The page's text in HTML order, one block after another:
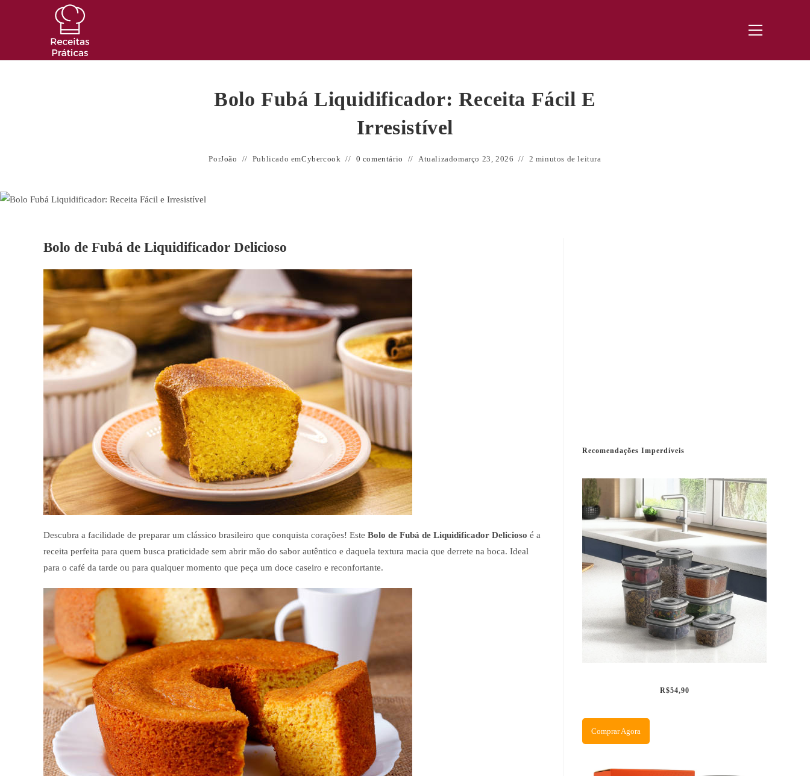
Menu
Bolo Fubá Liquidificador: Receita Fácil E
Irresistível
PorJoão Publicado emCybercook 0 comentário Atualizadomarço 23, 2026 2 minutos de leitura
Bolo de Fubá de Liquidificador Delicioso
Descubra a facilidade de preparar um clássico brasileiro que conquista corações! Este Bolo de Fubá de Liquidificador Delicioso é a
receita perfeita para quem busca praticidade sem abrir mão do sabor autêntico e daquela textura macia que derrete na boca. Ideal
para o café da tarde ou para qualquer momento que peça um doce caseiro e reconfortante.
Recomendações Imperdíveis
R$54,90
Comprar Agora